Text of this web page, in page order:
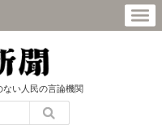
い人民の言論機関